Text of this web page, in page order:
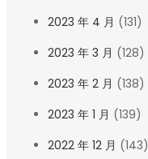
2023 年 4 月 (131)
2023 年 3 月 (128)
2023 年 2 月 (138)
2023 年 1 月 (139)
2022 年 12 月 (143)